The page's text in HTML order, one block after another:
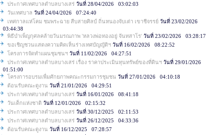
ประกาศเทศบาลตำบลบางเสร่ วันที่ 28/04/2026 03:02:03
วันเทศบาล วันที่ 24/04/2026 07:24:40
เทศกาลแห่โคม ชมพระฉาย สืบสายศิลป์ ถิ่นหนองจับเต่า เขาชีจรรย์ วันที่ 23/02/2026
03:44:38
พิธีบำเพ็ญกุศลคล้ายวันมรณภาพ 'หลวงพ่อทองอยู่ จันทสาโร' วันที่ 23/02/2026 03:28:17
ขอเชิญชวนแสดงความคิดเห็นร่างเทศบัญญัติฯ วันที่ 16/02/2026 08:22:52
โครงการจัดทำแผนชุมชนฯ วันที่ 11/02/2026 04:27:51
ประกาศเทศบาลตำบลบางเสร่ เรื่อง ราคาประเมินทุนทรัพย์ของที่ดินฯ วันที่ 29/01/2026
01:51:00
โครงการอบรมเพื่มศักยภาพคณะกรรมการชุมชน วันที่ 27/01/2026 04:10:18
ต้อนรับคณะดูงาน วันที่ 21/01/2026 04:29:51
ประกาศเทศบาลตำบลบางเสร่ วันที่ 16/01/2026 08:41:18
วันเด็กแห่งชาติ วันที่ 12/01/2026 02:15:32
ประกาศเทศบาลตำบลบางเสร่ วันที่ 30/12/2025 02:11:53
ประกาศเทศบาลตำบลบางเสร่ วันที่ 26/12/2025 04:33:36
ต้อนรับคณะดูงาน วันที่ 16/12/2025 07:28:57